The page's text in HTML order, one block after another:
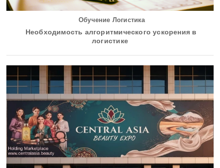
Обучение Логистика
Необходимость алгоритмического ускорения в
логистике